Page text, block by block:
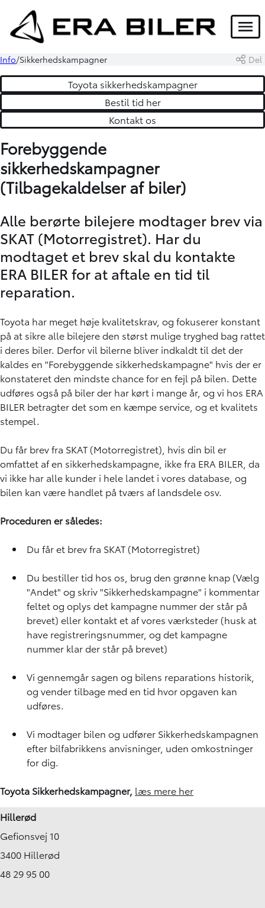
Menu
Info Sikkerhedskampagner Del
Toyota sikkerhedskampagner
Bestil tid her
Kontakt os
Forebyggende
sikkerhedskampagner
(Tilbagekaldelser af biler)
Alle berørte bilejere modtager brev via
SKAT (Motorregistret). Har du
modtaget et brev skal du kontakte
ERA BILER for at aftale en tid til
reparation.
Toyota har meget høje kvalitetskrav, og fokuserer konstant
på at sikre alle bilejere den størst mulige tryghed bag rattet
i deres biler. Derfor vil bilerne bliver indkaldt til det der
kaldes en "Forebyggende sikkerhedskampagne" hvis der er
konstateret den mindste chance for en fejl på bilen. Dette
udføres også på biler der har kørt i mange år, og vi hos ERA
BILER betragter det som en kæmpe service, og et kvalitets
stempel.
Du får brev fra SKAT (Motorregistret), hvis din bil er
omfattet af en sikkerhedskampagne, ikke fra ERA BILER, da
vi ikke har alle kunder i hele landet i vores database, og
bilen kan være handlet på tværs af landsdele osv.
Proceduren er således:
Du får et brev fra SKAT (Motorregistret)
Du bestiller tid hos os, brug den grønne knap (Vælg
"Andet" og skriv "Sikkerhedskampagne" i kommentar
feltet og oplys det kampagne nummer der står på
brevet) eller kontakt et af vores værksteder (husk at
have registreringsnummer, og det kampagne
nummer klar der står på brevet)
Vi gennemgår sagen og bilens reparations historik,
og vender tilbage med en tid hvor opgaven kan
udføres.
Vi modtager bilen og udfører Sikkerhedskampagnen
efter bilfabrikkens anvisninger, uden omkostninger
for dig.
Toyota Sikkerhedskampagner, læs mere her
Hillerød
Gefionsvej 10
3400 Hillerød
48 29 95 00